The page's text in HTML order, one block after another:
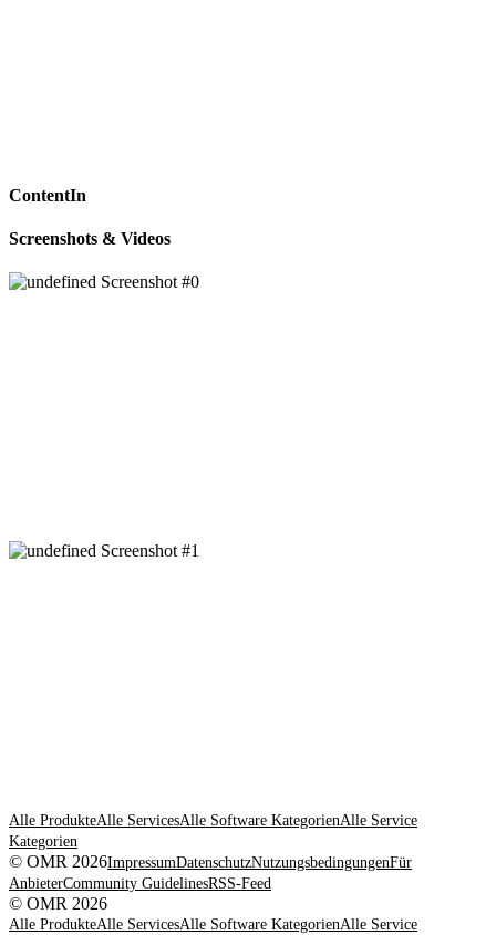
ContentIn
Screenshots & Videos
Alle ProdukteAlle ServicesAlle Software KategorienAlle Service
Kategorien
© OMR 2026ImpressumDatenschutzNutzungsbedingungenFür
AnbieterCommunity GuidelinesRSS-Feed
© OMR 2026
Alle ProdukteAlle ServicesAlle Software KategorienAlle Service